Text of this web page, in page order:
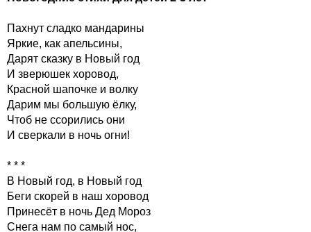
Пахнут сладко мандарины
Яркие, как апельсины,
Дарят сказку в Новый год
И зверюшек хоровод,
Красной шапочке и волку
Дарим мы большую ёлку,
Чтоб не ссорились они
И сверкали в ночь огни!
* * *
В Новый год, в Новый год
Беги скорей в наш хоровод
Принесёт в ночь Дед Мороз
Снега нам по самый нос,